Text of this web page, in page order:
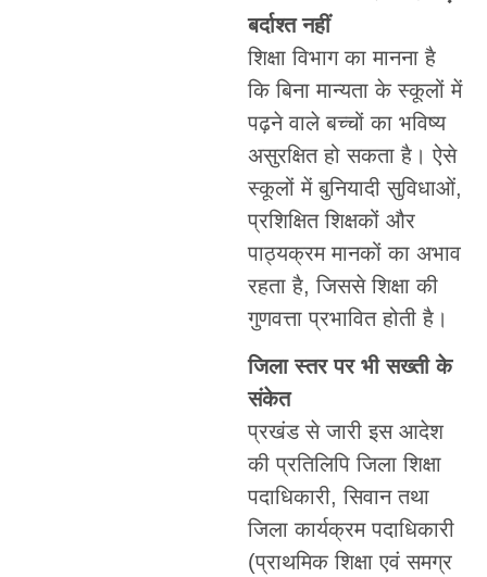
बर्दाश्त नहीं
शिक्षा विभाग का मानना है
कि बिना मान्यता के स्कूलों में
पढ़ने वाले बच्चों का भविष्य
असुरक्षित हो सकता है। ऐसे
स्कूलों में बुनियादी सुविधाओं,
प्रशिक्षित शिक्षकों और
पाठ्यक्रम मानकों का अभाव
रहता है, जिससे शिक्षा की
गुणवत्ता प्रभावित होती है।
जिला स्तर पर भी सख्ती के
संकेत
प्रखंड से जारी इस आदेश
की प्रतिलिपि जिला शिक्षा
पदाधिकारी, सिवान तथा
जिला कार्यक्रम पदाधिकारी
(प्राथमिक शिक्षा एवं समग्र